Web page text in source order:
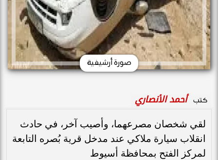
صورة أرشيفية
كتب أحمد الأنصاري
لقي شخصان مصرعهما، وأصيب آخر، في حادث
انقلاب سيارة ملاكي عند مدخل قرية بُصره التابعة
لمركز الفتح بمحافظة أسيوط